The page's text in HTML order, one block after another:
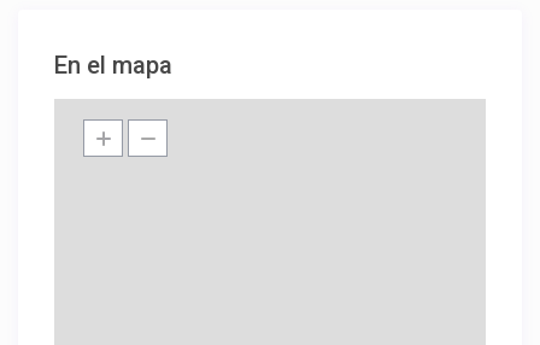
En el mapa